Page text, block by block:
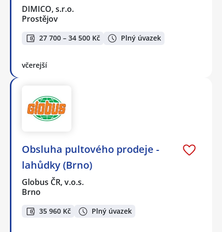
DIMICO, s.r.o.
Prostějov
27 700 – 34 500 Kč Plný úvazek
včerejší
Obsluha pultového prodeje -
lahůdky (Brno)
Globus ČR, v.o.s.
Brno
35 960 Kč Plný úvazek